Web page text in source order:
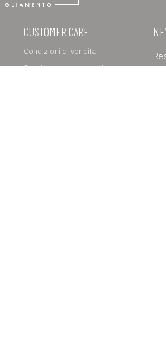
CUSTOMER CARE
Condizioni di vendita
Spedizioni e pagamenti